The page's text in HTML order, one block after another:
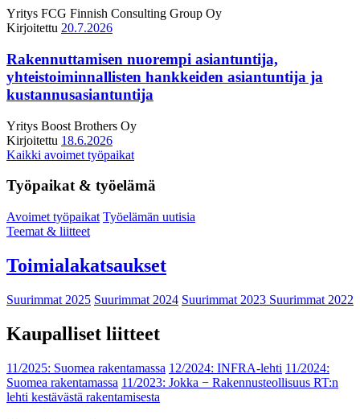
Yritys FCG Finnish Consulting Group Oy
Kirjoitettu 20.7.2026
Rakennuttamisen nuorempi asiantuntija,
yhteistoiminnallisten hankkeiden asiantuntija ja
kustannusasiantuntija
Yritys Boost Brothers Oy
Kirjoitettu 18.6.2026
Kaikki avoimet työpaikat
Työpaikat & työelämä
Avoimet työpaikat Työelämän uutisia
Teemat & liitteet
Toimialakatsaukset
Suurimmat 2025 Suurimmat 2024 Suurimmat 2023 Suurimmat 2022
Kaupalliset liitteet
11/2025: Suomea rakentamassa 12/2024: INFRA-lehti 11/2024:
Suomea rakentamassa 11/2023: Jokka − Rakennusteollisuus RT:n
lehti kestävästä rakentamisesta